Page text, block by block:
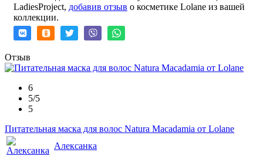
LadiesProject, добавив отзыв о косметике Lolane из вашей
коллекции.
Отзыв
6
5/5
5
Питательная маска для волос Natura Macadamia от Lolane
Алексанка